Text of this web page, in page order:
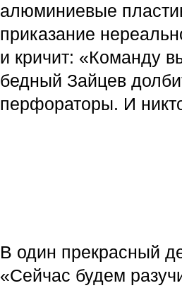
алюминиевые
приказание
и кричит: «Команду
бедный Зайцев
перфораторы. И
В один прекрасный
«Сейчас будем